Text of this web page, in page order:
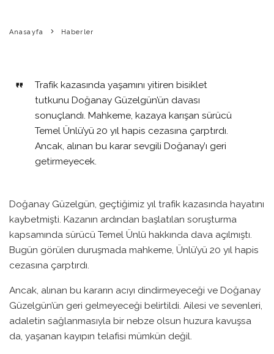
Anasayfa Haberler
Trafik kazasında yaşamını yitiren bisiklet
tutkunu Doğanay Güzelgün’ün davası
sonuçlandı. Mahkeme, kazaya karışan sürücü
Temel Ünlü’yü 20 yıl hapis cezasına çarptırdı.
Ancak, alınan bu karar sevgili Doğanay’ı geri
getirmeyecek.
Doğanay Güzelgün, geçtiğimiz yıl trafik kazasında hayatını
kaybetmişti. Kazanın ardından başlatılan soruşturma
kapsamında sürücü Temel Ünlü hakkında dava açılmıştı.
Bugün görülen duruşmada mahkeme, Ünlü’yü 20 yıl hapis
cezasına çarptırdı.
Ancak, alınan bu kararın acıyı dindirmeyeceği ve Doğanay
Güzelgün’ün geri gelmeyeceği belirtildi. Ailesi ve sevenleri,
adaletin sağlanmasıyla bir nebze olsun huzura kavuşsa
da, yaşanan kayıpın telafisi mümkün değil.